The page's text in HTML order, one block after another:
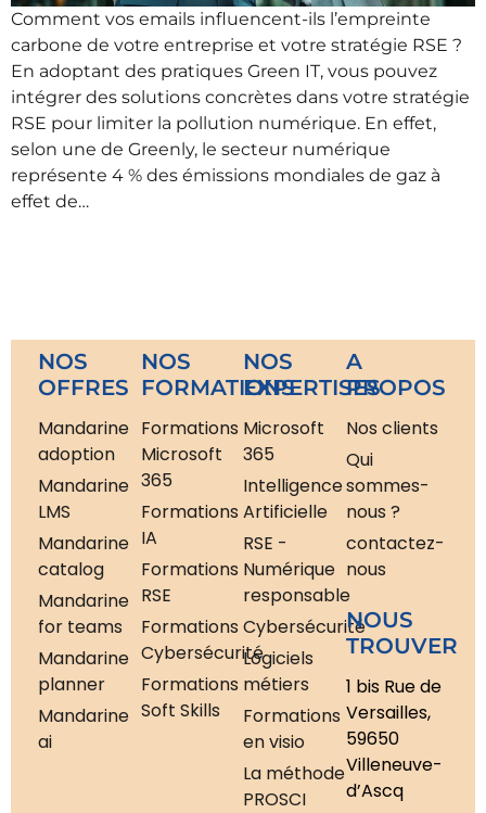
Comment vos emails influencent-ils l’empreinte
carbone de votre entreprise et votre stratégie RSE ?
En adoptant des pratiques Green IT, vous pouvez
intégrer des solutions concrètes dans votre stratégie
RSE pour limiter la pollution numérique. En effet,
selon une de Greenly, le secteur numérique
représente 4 % des émissions mondiales de gaz à
effet de…
NOS
OFFRES
Mandarine
adoption
Mandarine
LMS
Mandarine
catalog
Mandarine
for teams
Mandarine
planner
Mandarine
ai
NOS
FORMATIONS
Formations
Microsoft
365
Formations
IA
Formations
RSE
Formations
Cybersécurité
Formations
Soft Skills
NOS
EXPERTISES
Microsoft
365
Intelligence
Artificielle
RSE -
Numérique
responsable
Cybersécurité
Logiciels
métiers
Formations
en visio
La méthode
PROSCI
A
PROPOS
Nos clients
Qui
sommes-
nous ?
contactez-
nous
NOUS
TROUVER
1 bis Rue de
Versailles,
59650
Villeneuve-
d’Ascq